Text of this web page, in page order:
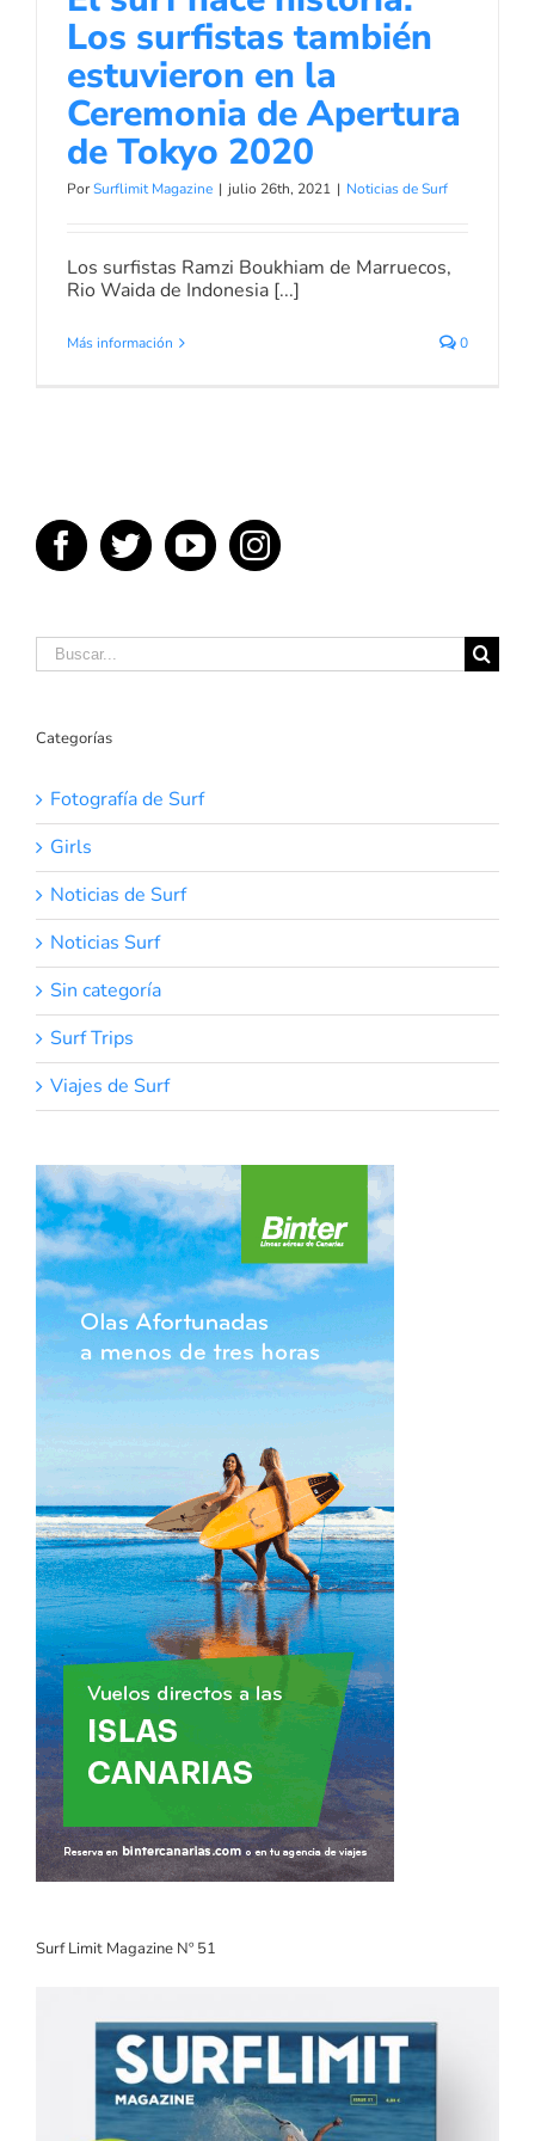
Los surfistas también
estuvieron en la
Ceremonia de Apertura
de Tokyo 2020
PorSurflimit Magazine | julio 26th, 2021 | Noticias de Surf
Los surfistas Ramzi Boukhiam de Marruecos,
Rio Waida de Indonesia [...]
Más información 0
Buscar:
Categorías
Fotografía de Surf
Girls
Noticias de Surf
Noticias Surf
Sin categoría
Surf Trips
Viajes de Surf
Surf Limit Magazine Nº 51